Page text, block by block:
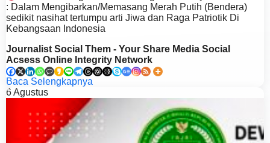
: Dalam Mengibarkan/Memasang Merah Putih (Bendera)
sedikit nasihat tertumpu arti Jiwa dan Raga Patriotik Di
Kebangsaan Indonesia
Journalist Social Them - Your Share Media Social
Acsess Online Integrity Network
Baca Selengkapnya
6Agustus